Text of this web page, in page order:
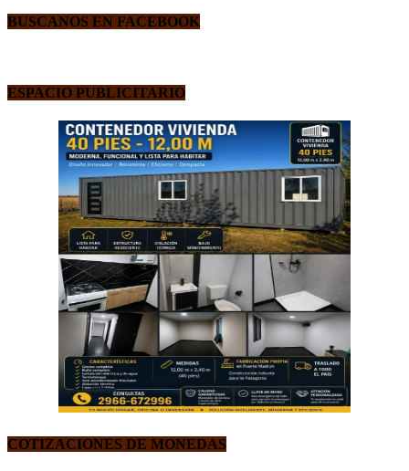
BUSCANOS EN FACEBOOK
ESPACIO PUBLICITARIO
COTIZACIONES DE MONEDAS